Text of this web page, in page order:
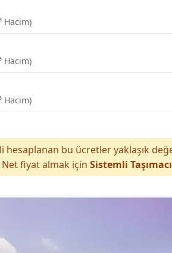
Hacim)
Hacim)
Hacim)
hesaplanan bu ücretler yaklaşık
fiyat almak için Sistemli